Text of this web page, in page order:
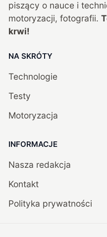
piszący o nauce i
motoryzacji, fotografii.
krwi!
NA SKRÓTY
Technologie
Testy
Motoryzacja
INFORMACJE
Nasza redakcja
Kontakt
Polityka prywatności